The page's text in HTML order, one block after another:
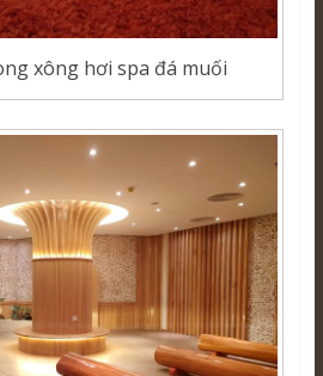
xông hơi spa đá muối